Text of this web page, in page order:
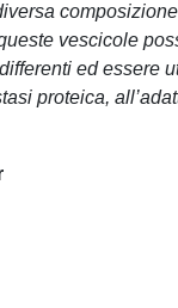
vescicole
ed essere
proteica,